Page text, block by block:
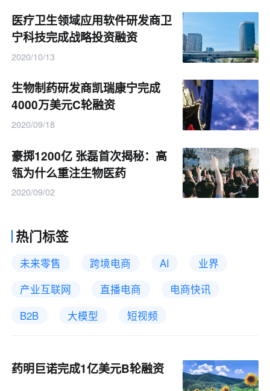
医疗卫生领域应用软件研发商卫
宁科技完成战略投资融资
2020/10/13
生物制药研发商凯瑞康宁完成
4000万美元C轮融资
2020/09/18
豪掷1200亿 张磊首次揭秘：高
瓴为什么重注生物医药
2020/09/02
热门标签
未来零售 跨境电商 AI
业界
产业互联网
直播电商
电商快讯
B2B
大模型 短视频
药明巨诺完成1亿美元B轮融资